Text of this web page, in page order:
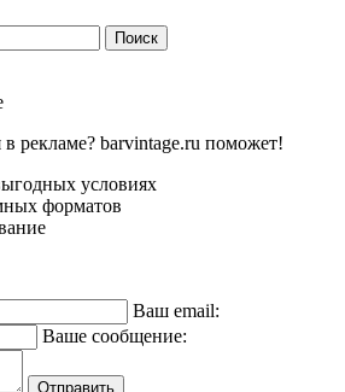
рекламе? barvintage.ru поможет!
условиях
форматов
Ваш email:
Ваше сообщение:
Отправить